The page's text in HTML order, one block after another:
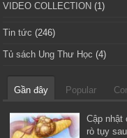
VIDEO COLLECTION (1)
Tin tức (246)
Tủ sách Ung Thư Học (4)
Gần đây Popular
Cập nhật
rò tụy